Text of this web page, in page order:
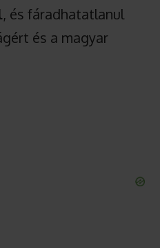
, és fáradhatatlanul
és a magyar